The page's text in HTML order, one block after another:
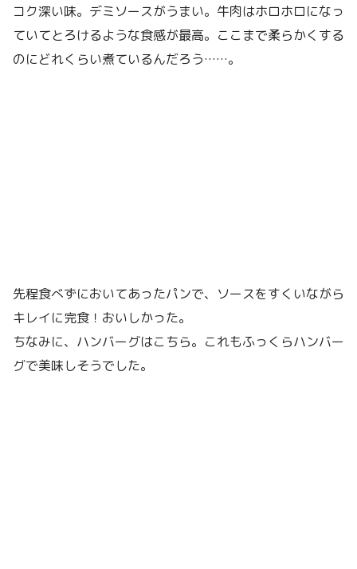
コク深い味。デミソースがうまい。牛肉はホロホロになっ
ていてとろけるような食感が最高。ここまで柔らかくする
のにどれくらい煮ているんだろう……。
先程食べずにおいてあったパンで、ソースをすくいながら
キレイに完食！おいしかった。
ちなみに、ハンバーグはこちら。これもふっくらハンバー
グで美味しそうでした。